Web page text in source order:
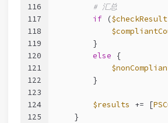
116
117
118
119
120
121
122
123
124
125
# 汇总
if ($checkResult
        }
else {
        }
$results += [
    }